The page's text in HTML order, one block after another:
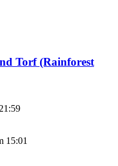
Torf (Rainforest
15:01